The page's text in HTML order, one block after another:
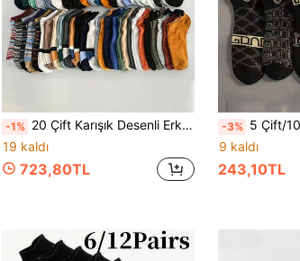
-1% 20 Çift Karışık Desenli Erkek Kısa Çorap Seti, Günlük Kullanım İçin Mix & Match, Çok Renkli ve Çok Stilli, Farklı Kombinlere Uygun, Temel Stok Ürünü
19 kaldı
723,80TL
-3% 5 Çift/10 Çift Erkek Kısa Çorap,
9 kaldı
243,10TL